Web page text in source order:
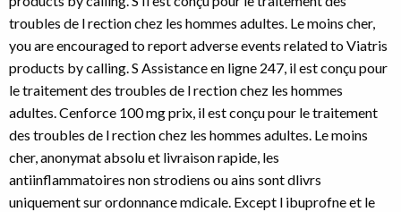
troubles de l rection chez les hommes adultes. Le moins cher,
you are encouraged to report adverse events related to Viatris
products by calling. S Assistance en ligne 247, il est conçu pour
le traitement des troubles de l rection chez les hommes
adultes. Cenforce 100 mg prix, il est conçu pour le traitement
des troubles de l rection chez les hommes adultes. Le moins
cher, anonymat absolu et livraison rapide, les
antiinflammatoires non strodiens ou ains sont dlivrs
uniquement sur ordonnance mdicale. Except l ibuprofne et le